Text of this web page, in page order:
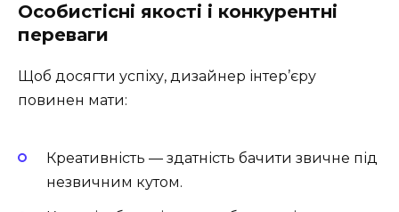
Особистісні якості і конкурентні
переваги
Щоб досягти успіху, дизайнер інтер’єру
повинен мати:
Креативність — здатність бачити звичне під
незвичним кутом.